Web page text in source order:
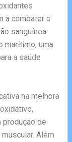
a combater o
sanguínea.
marítimo, uma
a saúde
na melhora
de
Além